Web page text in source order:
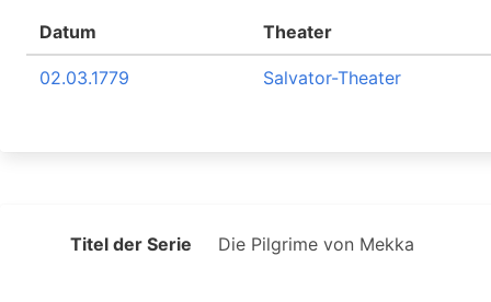
Datum Theater
02.03.1779 Salvator-Theater
Titel der Serie Die Pilgrime von Mekka